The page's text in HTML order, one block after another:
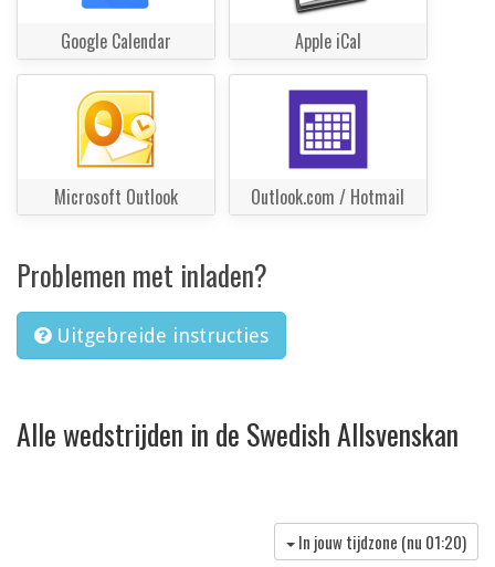
Google Calendar Apple iCal
Microsoft Outlook Outlook.com / Hotmail
Problemen met inladen?
Uitgebreide instructies
Alle wedstrijden in de Swedish Allsvenskan
In jouw tijdzone (nu 01:20)